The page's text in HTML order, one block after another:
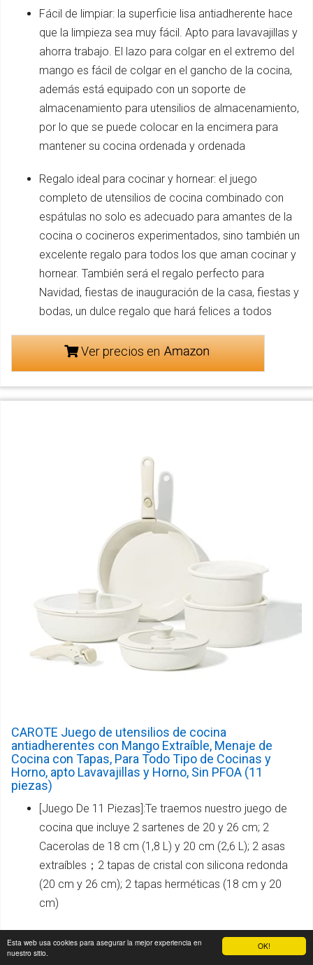
OK!
Esta web usa cookies para asegurar la mejor experiencia en
nuestro sitio.
Fácil de limpiar: la superficie lisa antiadherente hace
que la limpieza sea muy fácil. Apto para lavavajillas y
ahorra trabajo. El lazo para colgar en el extremo del
mango es fácil de colgar en el gancho de la cocina,
además está equipado con un soporte de
almacenamiento para utensilios de almacenamiento,
por lo que se puede colocar en la encimera para
mantener su cocina ordenada y ordenada
Regalo ideal para cocinar y hornear: el juego
completo de utensilios de cocina combinado con
espátulas no solo es adecuado para amantes de la
cocina o cocineros experimentados, sino también un
excelente regalo para todos los que aman cocinar y
hornear. También será el regalo perfecto para
Navidad, fiestas de inauguración de la casa, fiestas y
bodas, un dulce regalo que hará felices a todos
Ver precios en
CAROTE Juego de utensilios de cocina
antiadherentes con Mango Extraíble, Menaje de
Cocina con Tapas, Para Todo Tipo de Cocinas y
Horno, apto Lavavajillas y Horno, Sin PFOA (11
piezas)
[Juego De 11 Piezas]:Te traemos nuestro juego de
cocina que incluye 2 sartenes de 20 y 26 cm; 2
Cacerolas de 18 cm (1,8 L) y 20 cm (2,6 L); 2 asas
extraíbles；2 tapas de cristal con silicona redonda
(20 cm y 26 cm); 2 tapas herméticas (18 cm y 20
cm)
[Resistente y Durabilidad]: nuestro conjunto está
hecho de aluminio fundido, que es un proceso de